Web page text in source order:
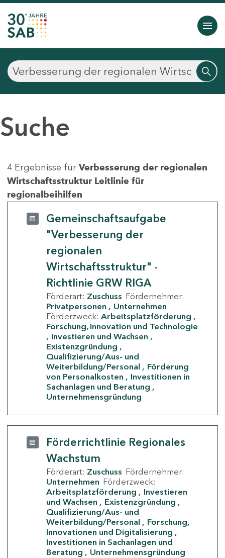
Suche
4 Ergebnisse für Verbesserung der regionalen
Wirtschaftsstruktur Leitlinie für
regionalbeihilfen
Gemeinschaftsaufgabe
"Verbesserung der
regionalen
Wirtschaftsstruktur" -
Richtlinie GRW RIGA
Förderart: Zuschuss Fördernehmer:
Privatpersonen
Unternehmen
Förderzweck: Arbeitsplatzförderung
Forschung, Innovation und Technologie
Investieren und Wachsen
Existenzgründung
Qualifizierung/Aus- und
Weiterbildung/Personal
Förderung
von Personalkosten
Investitionen in
Sachanlagen und Beratung
Unternehmensgründung
Förderrichtlinie Regionales
Wachstum
Förderart: Zuschuss Fördernehmer:
Unternehmen Förderzweck:
Arbeitsplatzförderung
Investieren
und Wachsen
Existenzgründung
Qualifizierung/Aus- und
Weiterbildung/Personal
Forschung,
Innovationen und Digitalisierung
Investitionen in Sachanlagen und
Beratung
Unternehmensgründung